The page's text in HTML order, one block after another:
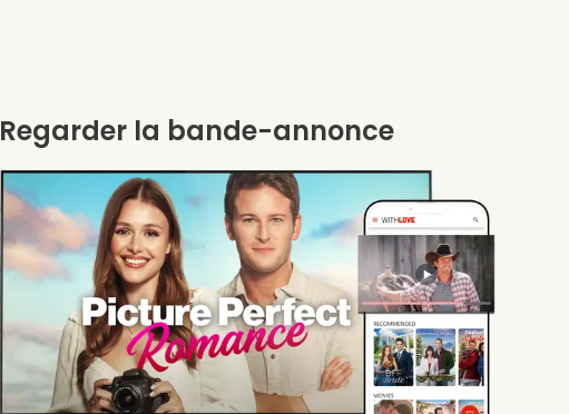
Regarder la bande-annonce